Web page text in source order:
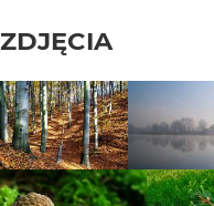
ZDJĘCIA